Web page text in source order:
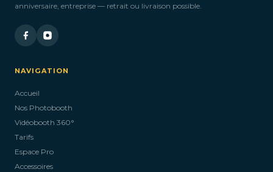
anniversaire, entreprise — retrait ou livraison possible.
NAVIGATION
Accueil
Nos Photobooth
Vidéobooth 360°
Tarifs
Espace Pro
Accessoires